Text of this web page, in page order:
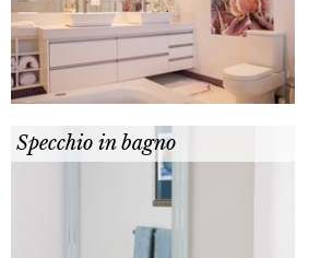
Specchio in bagno